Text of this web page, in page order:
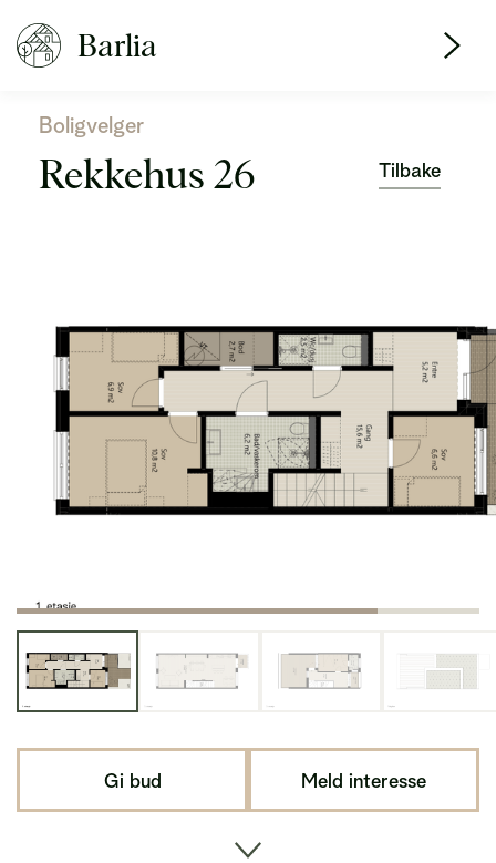
Barlia
Boligvelger
Rekkehus 26 Tilbake
Gi bud Meld interesse